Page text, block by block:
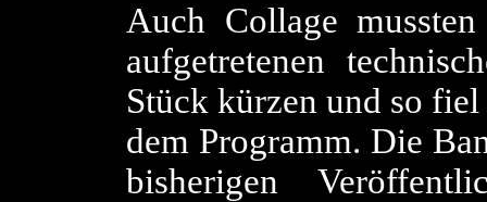
Auch Collage
aufgetretenen
Stück kürzen und so
dem Programm. Die
bisherigen